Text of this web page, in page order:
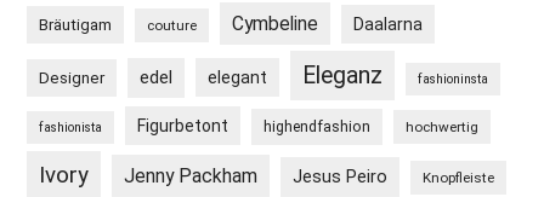
Bräutigam couture Cymbeline Daalarna
Designer edel elegant Eleganz fashioninsta
fashionista Figurbetont highendfashion hochwertig
Ivory Jenny Packham Jesus Peiro Knopfleiste